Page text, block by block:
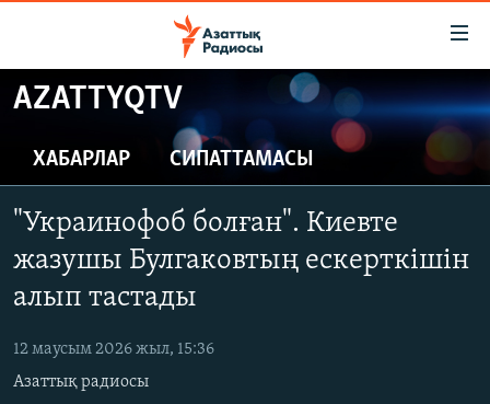
Skip
to
content
main
Navigation
Skip
Search
ЖАҢАЛЫҚТАР
САЯСАТ
ҚАҢТАР ОҚИҒАСЫ
АДАМ ҚҰҚЫҚТАРЫ
ӘЛЕМ
АРНАЙЫ ЖОБАЛАР
AZATTYQTV
ХАБАРЛАР СИПАТТАМАСЫ
"Украинофоб болған". Киевте
жазушы Булгаковтың ескерткішін
алып тастады
12 маусым 2026 жыл, 15:36
Азаттық радиосы